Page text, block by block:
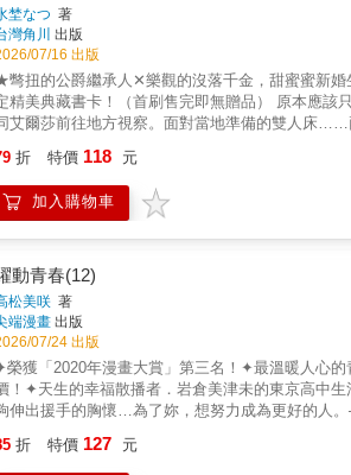
埜なつ 著
灣角川 出版
07/16 出版
彆扭的公爵繼承人✕樂觀的沒落千金，甜蜜蜜新
精美典藏書卡！（首刷售完即無贈品） 原本應該
艾爾莎前往地方視察。面對當地準備的雙人床……
折 特價 118 元
加入購物車
動青春(12)
松美咲 著
端漫畫 出版
07/24 出版
榮獲「2020年漫畫大賞」第三名！✦最溫暖人心
！✦天生的幸福散播者．岩倉美津未的東京高中
伸出援手的胸懷…為了妳，想努力成為更好的人
折 特價 127 元